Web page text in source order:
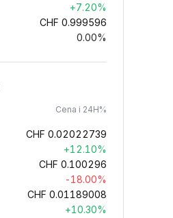
+7.20%
CHF 0.999596
0.00%
Cena i 24H%
CHF 0.02022739
+12.10%
CHF 0.100296
-18.00%
CHF 0.01189008
+10.30%